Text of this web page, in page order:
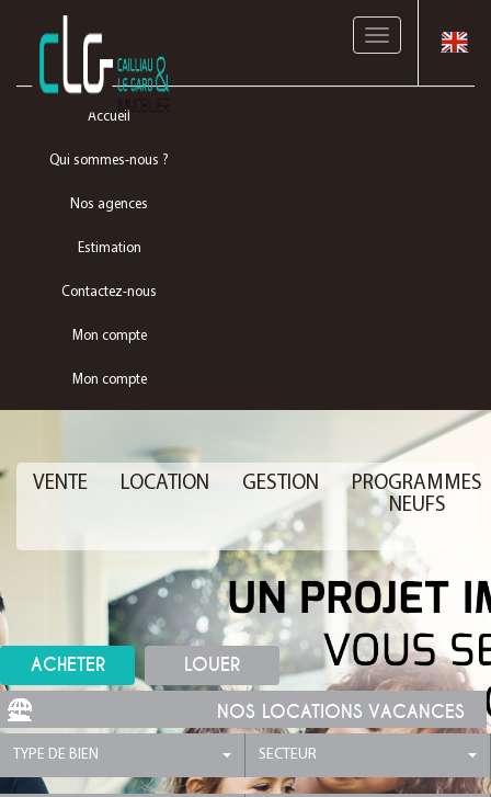
Toggle
Accueil
Qui sommes-nous ?
Nos agences
Estimation
Contactez-nous
Mon compte
Mon compte
VENTE LOCATION GESTION
PROGRAMMES
NEUFS
ACHETER LOUER
NOS LOCATIONS VACANCES
TYPE DE BIEN SECTEUR